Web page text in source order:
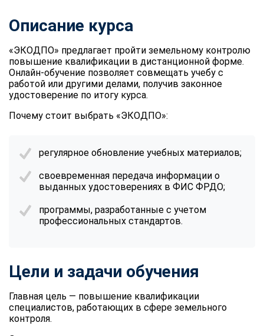
Описание курса
«ЭКОДПО» предлагает пройти земельному контролю
повышение квалификации в дистанционной форме.
Онлайн-обучение позволяет совмещать учебу с
работой или другими делами, получив законное
удостоверение по итогу курса.
Почему стоит выбрать «ЭКОДПО»:
регулярное обновление учебных материалов;
своевременная передача информации о
выданных удостоверениях в ФИС ФРДО;
программы, разработанные с учетом
профессиональных стандартов.
Цели и задачи обучения
Главная цель — повышение квалификации
специалистов, работающих в сфере земельного
контроля.